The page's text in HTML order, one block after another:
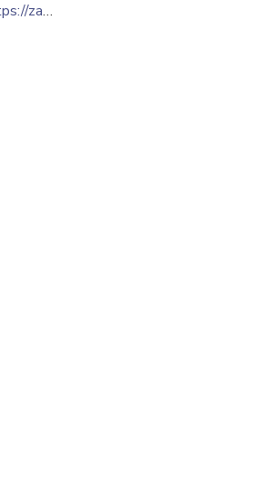
https://zao1maya.ibiz.by